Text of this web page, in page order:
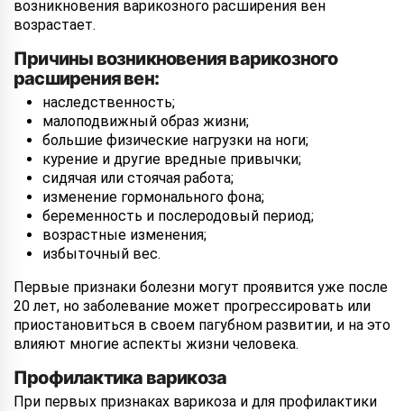
возникновения варикозного расширения вен
возрастает.
Причины возникновения варикозного
расширения вен:
наследственность;
малоподвижный образ жизни;
большие физические нагрузки на ноги;
курение и другие вредные привычки;
сидячая или стоячая работа;
изменение гормонального фона;
беременность и послеродовый период;
возрастные изменения;
избыточный вес.
Первые признаки болезни могут проявится уже после
20 лет, но заболевание может прогрессировать или
приостановиться в своем пагубном развитии, и на это
влияют многие аспекты жизни человека.
Профилактика варикоза
При первых признаках варикоза и для профилактики